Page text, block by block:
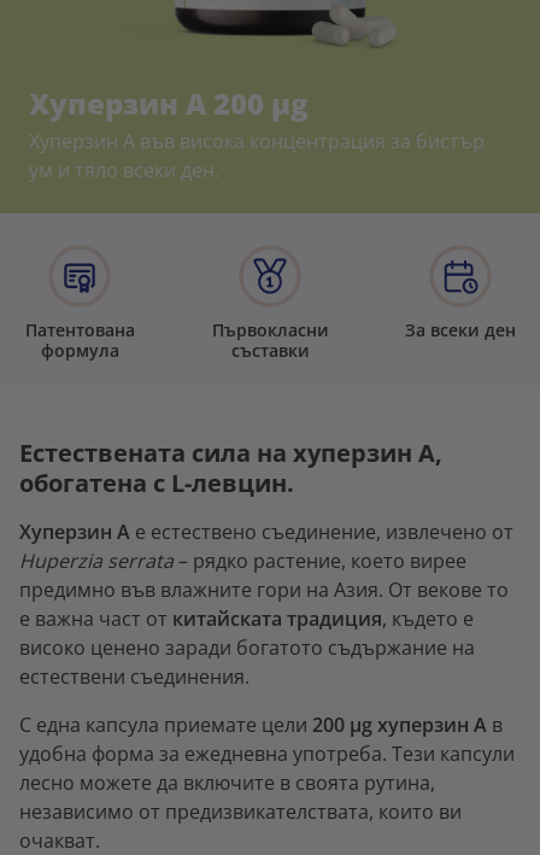
Хуперзин А 200 µg
Хуперзин А във висока концентрация за бистър
ум и тяло всеки ден.
Патентована
формула
Първокласни
съставки
За всеки ден
Естествената сила на хуперзин А,
обогатена с L-левцин.
Хуперзин А е естествено съединение, извлечено от
Huperzia serrata– рядко растение, което вирее
предимно във влажните гори на Азия. От векове то
е важна част от китайската традиция, където е
високо ценено заради богатото съдържание на
естествени съединения.
С една капсула приемате цели 200 µg хуперзин А в
удобна форма за ежедневна употреба. Тези капсули
лесно можете да включите в своята рутина,
независимо от предизвикателствата, които ви
очакват.